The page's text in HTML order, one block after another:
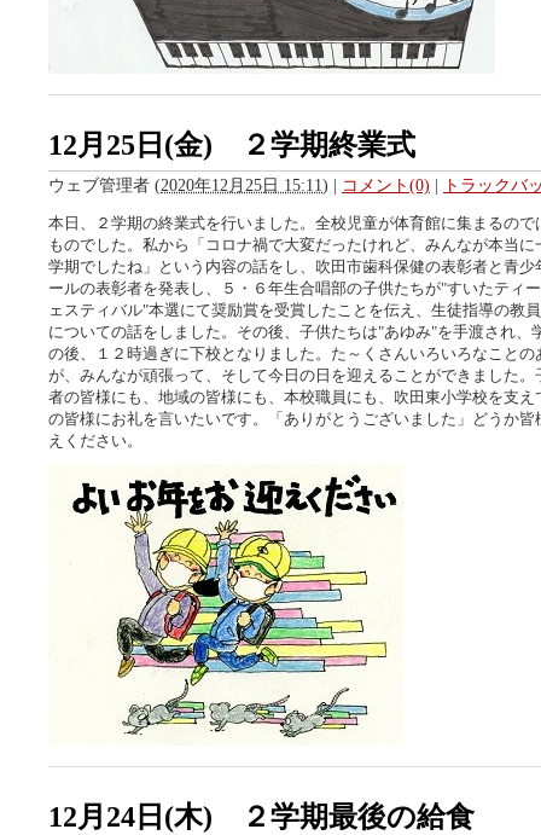
12月25日(金) ２学期終業式
ウェブ管理者 (2020年12月25日 15:11) | コメント(0) | トラックバ
本日、２学期の終業式を行いました。全校児童が体育館に集まるので
ものでした。私から「コロナ禍で大変だったけれど、みんなが本当
学期でしたね」という内容の話をし、吹田市歯科保健の表彰者と青少
ールの表彰者を発表し、５・６年生合唱部の子供たちが"すいたティ
ェスティバル"本選にて奨励賞を受賞したことを伝え、生徒指導の教
についての話をしました。その後、子供たちは"あゆみ"を手渡され、
の後、１２時過ぎに下校となりました。た～くさんいろいろなことの
が、みんなが頑張って、そして今日の日を迎えることができました。
者の皆様にも、地域の皆様にも、本校職員にも、吹田東小学校を支え
の皆様にお礼を言いたいです。「ありがとうございました」どうか皆
えください。
12月24日(木) ２学期最後の給食